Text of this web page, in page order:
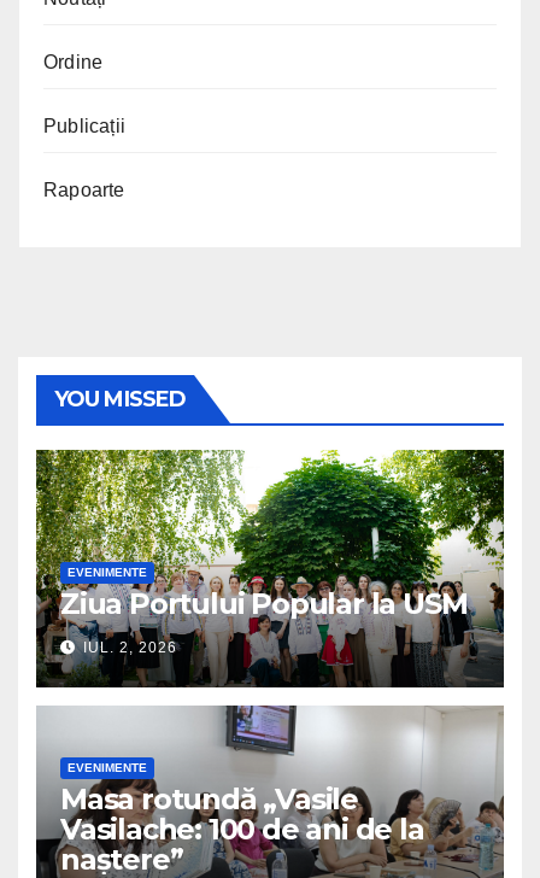
Ordine
Publicații
Rapoarte
YOU MISSED
EVENIMENTE
Ziua Portului Popular la USM
IUL. 2, 2026
EVENIMENTE
Masa rotundă „Vasile
Vasilache: 100 de ani de la
naștere”